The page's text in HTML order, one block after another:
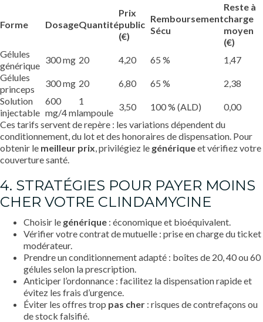
Forme DosageQuantité
Prix
public
(€)
Remboursement
Sécu
Reste à
charge
moyen
(€)
Gélules
générique
300 mg 20 4,20 65 %
1,47
Gélules
princeps
300 mg 20 6,80 65 %
2,38
Solution
injectable
600
mg/4 ml
1
ampoule
3,50 100 % (ALD)
0,00
Ces tarifs servent de repère : les variations dépendent du
conditionnement, du lot et des honoraires de dispensation. Pour
obtenir le meilleur prix, privilégiez le génériqueet vérifiez votre
couverture santé.
4. STRATÉGIES POUR PAYER MOINS
CHER VOTRE CLINDAMYCINE
Choisir le générique : économique et bioéquivalent.
Vérifier votre contrat de mutuelle : prise en charge du ticket
modérateur.
Prendre un conditionnement adapté : boîtes de 20, 40 ou 60
gélules selon la prescription.
Anticiper l’ordonnance : facilitez la dispensation rapide et
évitez les frais d’urgence.
Éviter les offres trop pas cher : risques de contrefaçons ou
de stock falsifié.